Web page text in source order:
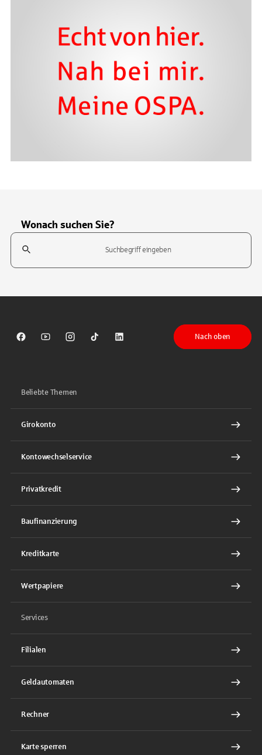
Wonach suchen Sie?
Suchfeld
Sparkasse auf Facebook
Sparkasse auf Youtube
Sparkasse auf Instagram
Sparkasse auf TikTok
Sparkasse auf LinkedIn
Nach oben
Beliebte Themen
Girokonto
Kontowechselservice
Privatkredit
Baufinanzierung
Kreditkarte
Wertpapiere
Services
Filialen
Geldautomaten
Rechner
Karte sperren